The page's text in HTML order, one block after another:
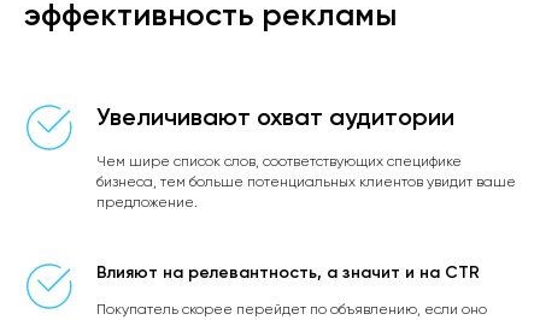
эффективность рекламы
Увеличивают охват аудитории
Чем шире список слов, соответствующих специфике
бизнеса, тем больше потенциальных клиентов увидит ваше
предложение.
Влияют на релевантность, а значит и на CTR
Покупатель скорее перейдет по объявлению, если оно